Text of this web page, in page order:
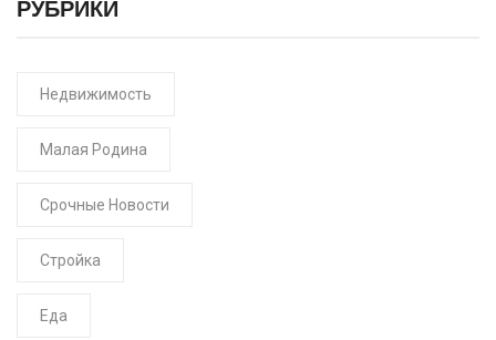
РУБРИКИ
Недвижимость
Малая Родина
Срочные Новости
Стройка
Еда